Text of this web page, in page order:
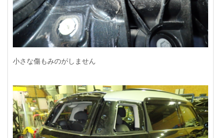
小さな傷もみのがしません